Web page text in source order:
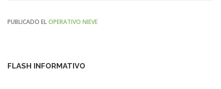
PUBLICADO ELOPERATIVO NIEVE
FLASH INFORMATIVO